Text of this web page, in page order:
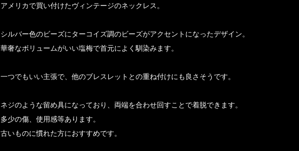
アメリカで買い付けたヴィンテージのネックレス。
シルバー色のビーズにターコイズ調のビーズがアクセントになったデザイン。
華奢なボリュームがいい塩梅で首元によく馴染みます。
一つでもいい主張で、他のブレスレットとの重ね付けにも良さそうです。
ネジのような留め具になっており、両端を合わせ回すことで着脱できます。
多少の傷、使用感等あります。
古いものに慣れた方におすすめです。